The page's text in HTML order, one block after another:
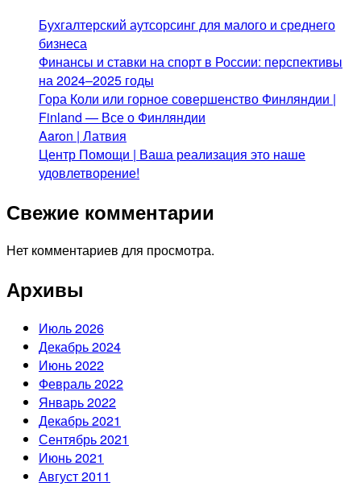
Бухгалтерский аутсорсинг для малого и среднего
бизнеса
Финансы и ставки на спорт в России: перспективы
на 2024–2025 годы
Гора Коли или горное совершенство Финляндии |
Finland — Все о Финляндии
Aaron | Латвия
Центр Помощи | Ваша реализация это наше
удовлетворение!
Свежие комментарии
Нет комментариев для просмотра.
Архивы
Июль 2026
Декабрь 2024
Июнь 2022
Февраль 2022
Январь 2022
Декабрь 2021
Сентябрь 2021
Июнь 2021
Август 2011